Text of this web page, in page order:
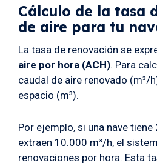
Cálculo de la tasa
de aire para tu
La tasa de renovación se
aire por hora (ACH). Para
caudal de aire renovado (m³/
espacio (m³).
Por ejemplo, si una nave tiene
extraen 10.000 m³/h, el
renovaciones por hora. Esta